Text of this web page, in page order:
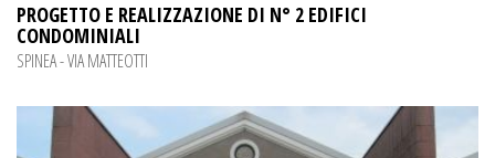
PROGETTO E REALIZZAZIONE DI N° 2 EDIFICI
CONDOMINIALI
SPINEA - VIA MATTEOTTI